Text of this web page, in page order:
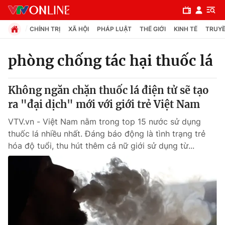
Chuyên mục
Chính trị
Xã hội
Pháp luật
CHÍNH TRỊ XÃ HỘI PHÁP LUẬT THẾ GIỚI KINH TẾ
phòng chống tác hại thuốc lá
Không ngăn chặn thuốc lá điện tử sẽ tạo
ra "đại dịch" mới với giới trẻ Việt Nam
VTV.vn - Việt Nam nằm trong top 15 nước sử dụng
thuốc lá nhiều nhất. Đáng báo động là tình trạng trẻ
hóa độ tuổi, thu hút thêm cả nữ giới sử dụng từ...